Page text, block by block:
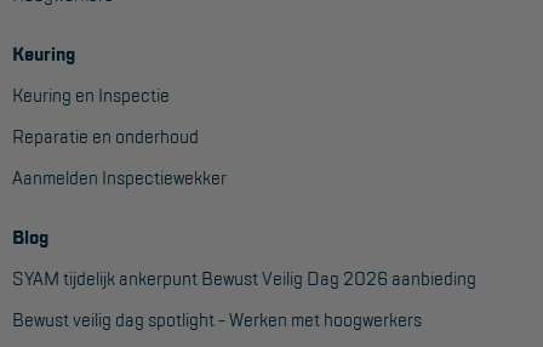
Keuring
Keuring en Inspectie
Reparatie en onderhoud
Aanmelden Inspectiewekker
Blog
SYAM tijdelijk ankerpunt Bewust Veilig Dag 2026 aanbieding
Bewust veilig dag spotlight - Werken met hoogwerkers